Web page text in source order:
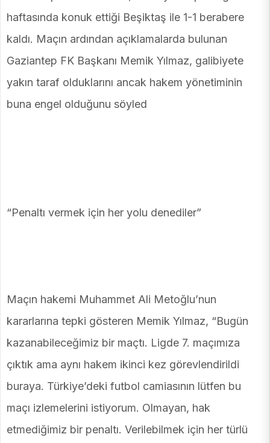
haftasında konuk ettiği Beşiktaş ile 1-1 berabere
kaldı. Maçın ardından açıklamalarda bulunan
Gaziantep FK Başkanı Memik Yılmaz, galibiyete
yakın taraf olduklarını ancak hakem yönetiminin
buna engel olduğunu söyled
“Penaltı vermek için her yolu denediler”
Maçın hakemi Muhammet Ali Metoğlu’nun
kararlarına tepki gösteren Memik Yılmaz, “Bugün
kazanabileceğimiz bir maçtı. Ligde 7. maçımıza
çıktık ama aynı hakem ikinci kez görevlendirildi
buraya. Türkiye’deki futbol camiasının lütfen bu
maçı izlemelerini istiyorum. Olmayan, hak
etmediğimiz bir penaltı. Verilebilmek için her türlü